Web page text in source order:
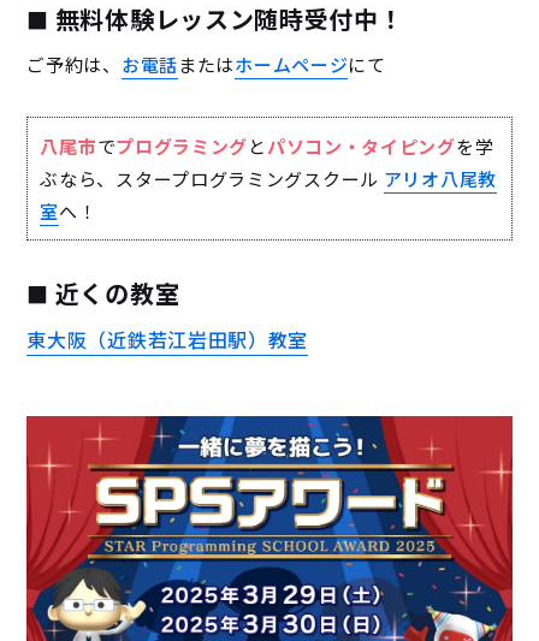
無料体験レッスン随時受付中！
ご予約は、 お電話またはホームページにて
八尾市でプログラミングとパソコン・タイピングを学
ぶなら、スタープログラミングスクール アリオ八尾教
室へ！
近くの教室
東大阪（近鉄若江岩田駅）教室